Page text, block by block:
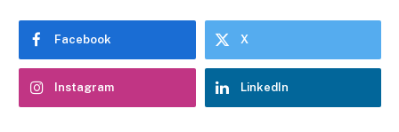
Facebook X
Instagram LinkedIn